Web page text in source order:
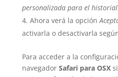
personalizada para el historial
Ahora verá la opción
activarla o desactivarla
Para acceder a la
navegador Safari para OSX